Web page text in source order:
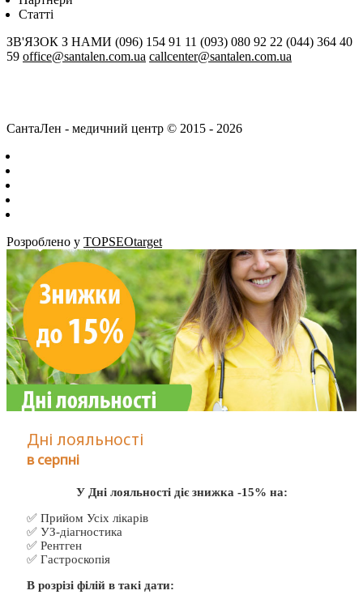
Статті
ЗВ'ЯЗОК З НАМИ (096) 154 91 11 (093) 080 92 22 (044) 364 40
59 office@santalen.com.ua callcenter@santalen.com.ua
СантаЛен - медичний центр © 2015 - 2026
Розроблено у TOPSEOtarget
Дні лояльності
в серпні
У Дні лояльності діє знижка -15% на:
✅ Прийом Усіх лікарів
✅ УЗ-діагностика
✅ Рентген
✅ Гастроскопія
В розрізі філій в такі дати: